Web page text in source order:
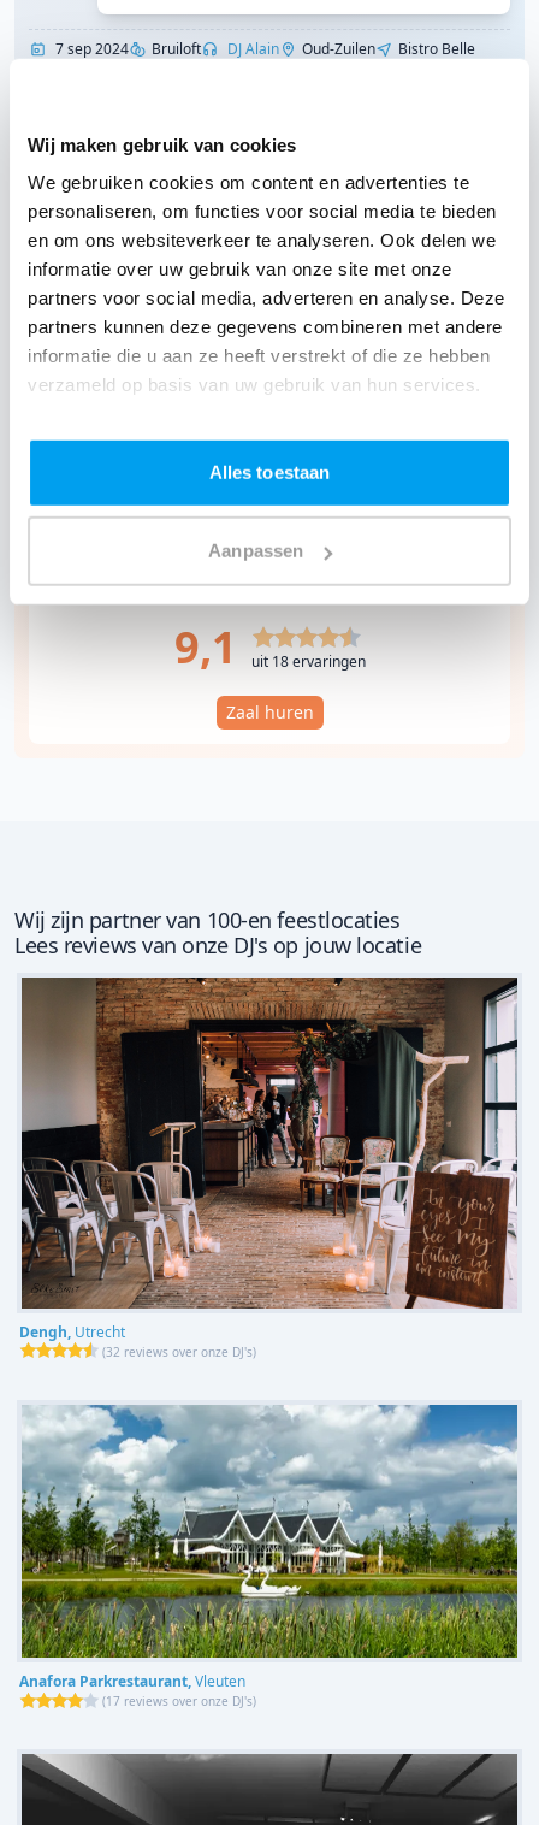
Wij maken gebruik van cookies
We gebruiken cookies om content en advertenties te
personaliseren, om functies voor social media te bieden
en om ons websiteverkeer te analyseren. Ook delen we
informatie over uw gebruik van onze site met onze
partners voor social media, adverteren en analyse. Deze
partners kunnen deze gegevens combineren met andere
informatie die u aan ze heeft verstrekt of die ze hebben
verzameld op basis van uw gebruik van hun services.
Alles toestaan
Aanpassen
7 sep 2024 Bruiloft DJ Alain Oud-Zuilen Bistro Belle
Contact met Bistro Belle
Floor Steenberg
Sales
Wil je contact met Bistro Belle over alle
mogelijkheden en de prijzen voor het huren
van een zaal voor jouw feest?
Bekijk dan nu alle informatie over hethuren
van een zaal of de gehele locatie bij Bistro
Bellein Oud-Zuilen. Compleet met foto's,
9,1 uit 18 ervaringen
Zaal huren
Wij zijn partner van 100-en feestlocaties
Lees reviews van onze DJ's op jouw locatie
Dengh, Utrecht
(32 reviews over onze DJ's)
Anafora Parkrestaurant,Vleuten
(17 reviews over onze DJ's)